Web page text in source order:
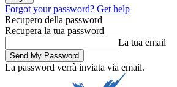
Forgot your password? Get help
Recupero della password
Recupera la tua password
La tua email
La password verrà inviata via email.